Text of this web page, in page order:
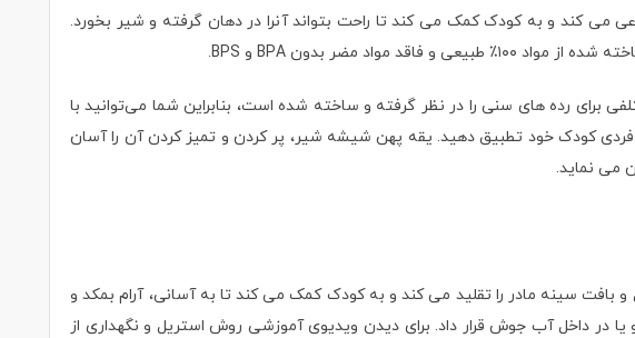
کند و به کودک کمک می کند تا راحت بتواند آنرا در دهان گرفته و شیر بخورد.
رده های سنی را در نظر گرفته‌ و ساخته شده است، بنابراین شما می‌توانید با
فردی کودک خود تطبیق دهید. یقه پهن شیشه شیر، پر کردن و تمیز کردن آن را آسان
است که شکل و بافت سینه مادر را تقلید می کند و به کودک کمک می کند تا به آسانی، آرام بمکد و
در داخل آب جوش قرار داد. برای دیدن ویدیوی آموزشی روش استریل و نگهداری از